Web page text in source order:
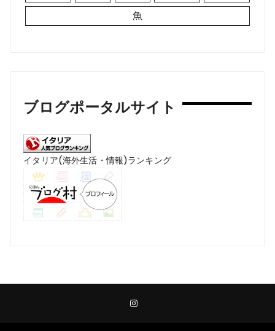
魚
ブログポータルサイト
イタリア(海外生活・情報)ランキング